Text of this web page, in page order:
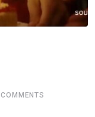
COMMENTS